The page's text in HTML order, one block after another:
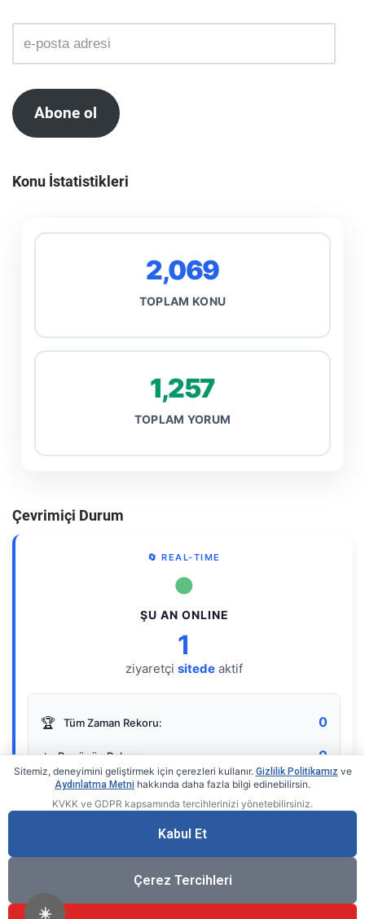
☀️
Abone ol
Konu İstatistikleri
2,069
TOPLAM KONU
1,257
TOPLAM YORUM
Çevrimiçi Durum
🔄 REAL-TIME
●
ŞU AN ONLINE
1
ziyaretçi sitede aktif
🏆 Tüm Zaman Rekoru: 0
⭐ Bugünün Rekoru: 0
Gerçek zamanlı sayaç
Sitemiz, deneyimini geliştirmek için çerezleri kullanır. Gizlilik Politikamız ve
Aydınlatma Metni hakkında daha fazla bilgi edinebilirsin.
KVKK ve GDPR kapsamında tercihlerinizi yönetebilirsiniz.
Kabul Et
Çerez Tercihleri